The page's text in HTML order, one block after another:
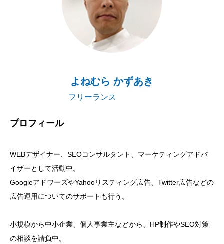
よねむら かずあき
フリーランス
プロフィール
WEBデザイナー、SEOコンサルタント、マーケティングアドバ
イザーとして活動中。
GoogleアドワーズやYahooリスティング広告、Twitter広告などの
広告運用についてのサポートも行う。
小規模から中小企業、個人事業主などから、HP制作やSEO対策
の相談を請負中。